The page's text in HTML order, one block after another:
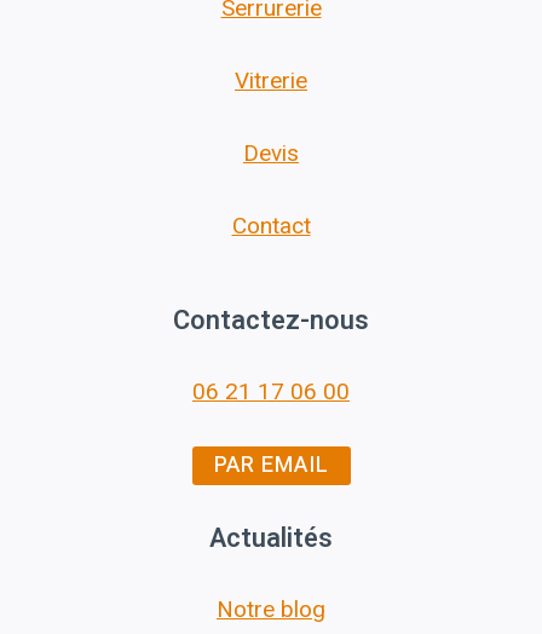
Serrurerie
Vitrerie
Devis
Contact
Contactez-nous
06 21 17 06 00
PAR EMAIL
Actualités
Notre blog